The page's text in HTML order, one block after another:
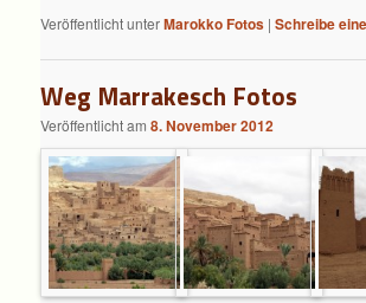
Veröffentlicht unterMarokko Fotos |Schreibe
Weg Marrakesch Fotos
Veröffentlicht am8. November 2012